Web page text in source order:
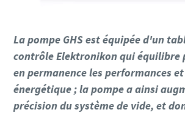
La pompe GHS est équipée d'un
contrôle Elektronikon qui
en permanence les performances
énergétique ; la pompe a ainsi
précision du système de vide, et